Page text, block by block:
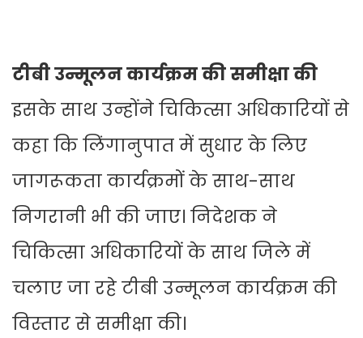
टीबी उन्मूलन कार्यक्रम की समीक्षा की
इसके साथ उन्होंने चिकित्सा अधिकारियों से
कहा कि लिंगानुपात में सुधार के लिए
जागरूकता कार्यक्रमों के साथ-साथ
निगरानी भी की जाए। निदेशक ने
चिकित्सा अधिकारियों के साथ जिले में
चलाए जा रहे टीबी उन्मूलन कार्यक्रम की
विस्तार से समीक्षा की।